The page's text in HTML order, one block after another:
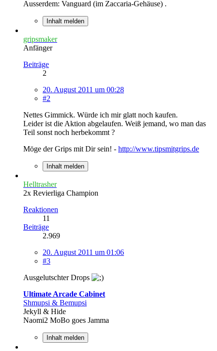
Ausserdem: Vanguard (im Zaccaria-Gehäuse) .
Inhalt melden
gripsmaker
Anfänger
Beiträge
2
20. August 2011 um 00:28
#2
Nettes Gimmick. Würde ich mir glatt noch kaufen.
Leider ist die Aktion abgelaufen. Weiß jemand, wo man das
Teil sonst noch herbekommt ?
Möge der Grips mit Dir sein! - http://www.tipsmitgrips.de
Inhalt melden
Helltrasher
2x Revierliga Champion
Reaktionen
11
Beiträge
2.969
20. August 2011 um 01:06
#3
Ausgelutschter Drops
Ultimate Arcade Cabinet
Shmupsi & Bemupsi
Jekyll & Hide
Naomi2 MoBo goes Jamma
Inhalt melden